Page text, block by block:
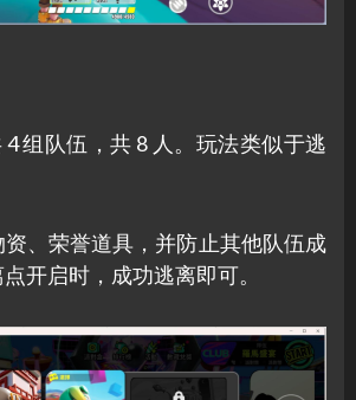
4 组队伍，共 8 人。玩法类似于逃
、荣誉道具，并防止其他队伍成
开启时，成功逃离即可。